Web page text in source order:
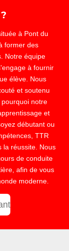
à Pont du
former des
Notre équipe
à fournir
élève. Nous
et soutenu
notre
et
débutant ou
TTR
la réussite. Nous
de conduite
afin de vous
moderne.